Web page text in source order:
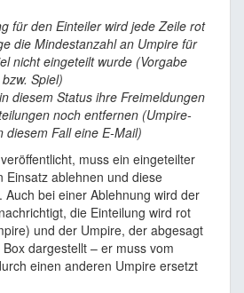
für den Einteiler wird jede Zeile rot
die Mindestanzahl an Umpire für
nicht eingeteilt wurde (Vorgabe
Spiel)
diesem Status ihre Freimeldungen
noch entfernen (Umpire-
diesem Fall eine E-Mail)
muss ein eingeteilter
Einsatz ablehnen und diese
bei einer Ablehnung wird der
die Einteilung wird rot
und der Umpire, der abgesagt
dargestellt – er muss vom
einen anderen Umpire ersetzt